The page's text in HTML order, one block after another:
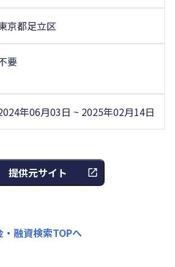
京都足立区
要
年06月03日 ~ 2025年02月14日
提供元サイト
融資検索TOPへ